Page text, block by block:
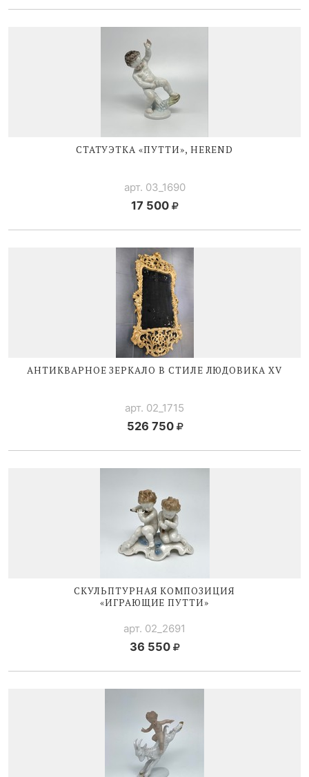
CТАТУЭТКА «ПУТТИ», HEREND
арт. 03_1690
17 500
АНТИКВАРНОЕ ЗЕРКАЛО В СТИЛЕ ЛЮДОВИКА XV
арт. 02_1715
526 750
СКУЛЬПТУРНАЯ КОМПОЗИЦИЯ
«ИГРАЮЩИЕ ПУТТИ»
арт. 02_2691
36 550